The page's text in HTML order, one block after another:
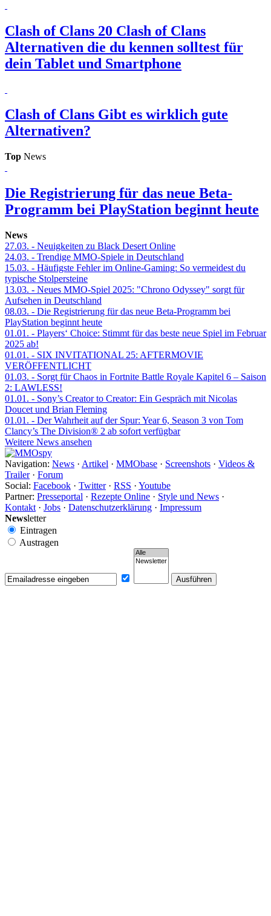
Clash of Clans 20 Clash of Clans
Alternativen die du kennen solltest für
dein Tablet und Smartphone
Clash of Clans Gibt es wirklich gute
Alternativen?
Top News
Die Registrierung für das neue Beta-
Programm bei PlayStation beginnt heute
News
27.03. - Neuigkeiten zu Black Desert Online
24.03. - Trendige MMO-Spiele in Deutschland
15.03. - Häufigste Fehler im Online-Gaming: So vermeidest du
typische Stolpersteine
13.03. - Neues MMO-Spiel 2025: "Chrono Odyssey" sorgt für
Aufsehen in Deutschland
08.03. - Die Registrierung für das neue Beta-Programm bei
PlayStation beginnt heute
01.01. - Players‘ Choice: Stimmt für das beste neue Spiel im Februar
2025 ab!
01.01. - SIX INVITATIONAL 25: AFTERMOVIE
VERÖFFENTLICHT
01.03. - Sorgt für Chaos in Fortnite Battle Royale Kapitel 6 – Saison
2: LAWLESS!
01.01. - Sony’s Creator to Creator: Ein Gespräch mit Nicolas
Doucet und Brian Fleming
01.01. - Der Wahrheit auf der Spur: Year 6, Season 3 von Tom
Clancy’s The Division® 2 ab sofort verfügbar
Weitere News ansehen
Navigation: News · Artikel · MMObase · Screenshots · Videos &
Trailer· Forum
Social: Facebook · Twitter· RSS · Youtube
Partner: Presseportal · Rezepte Online · Style und News ·
Kontakt · Jobs · Datenschutzerklärung · Impressum
Newsletter
Eintragen
Austragen